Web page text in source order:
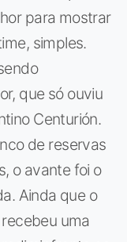
para mostrar
simples.
que só ouviu
Centurión.
de reservas
o avante foi o
Ainda que o
uma